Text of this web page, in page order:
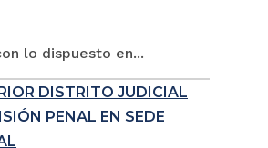
lo dispuesto en...
DISTRITO JUDICIAL
PENAL EN SEDE